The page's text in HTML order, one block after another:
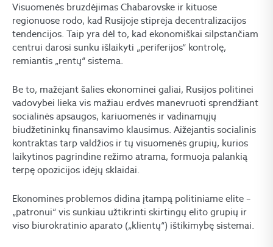
Visuomenės bruzdėjimas Chabarovske ir kituose
regionuose rodo, kad Rusijoje stiprėja decentralizacijos
tendencijos. Taip yra dėl to, kad ekonomiškai silpstančiam
centrui darosi sunku išlaikyti „periferijos“ kontrolę,
remiantis „rentų“ sistema.
Be to, mažėjant šalies ekonominei galiai, Rusijos politinei
vadovybei lieka vis mažiau erdvės manevruoti sprendžiant
socialinės apsaugos, kariuomenės ir vadinamųjų
biudžetininkų finansavimo klausimus. Aižėjantis socialinis
kontraktas tarp valdžios ir tų visuomenės grupių, kurios
laikytinos pagrindine režimo atrama, formuoja palankią
terpę opozicijos idėjų sklaidai.
Ekonominės problemos didina įtampą politiniame elite –
„patronui“ vis sunkiau užtikrinti skirtingų elito grupių ir
viso biurokratinio aparato („klientų“) ištikimybę sistemai.